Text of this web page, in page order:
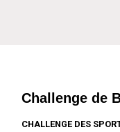
Challenge de
CHALLENGE DES